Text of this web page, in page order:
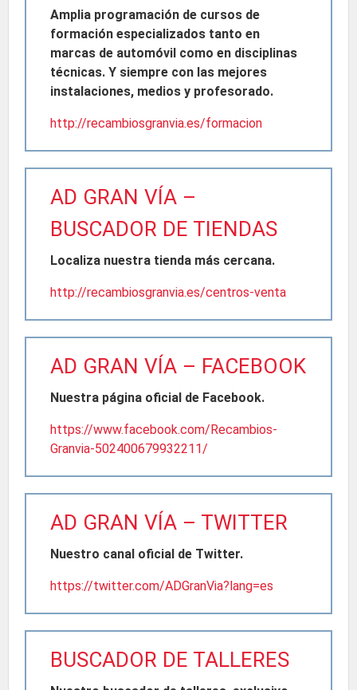
Amplia programación de cursos de
formación especializados tanto en
marcas de automóvil como en disciplinas
técnicas. Y siempre con las mejores
instalaciones, medios y profesorado.
http://recambiosgranvia.es/formacion
AD GRAN VÍA –
BUSCADOR DE TIENDAS
Localiza nuestra tienda más cercana.
http://recambiosgranvia.es/centros-venta
AD GRAN VÍA – FACEBOOK
Nuestra página oficial de Facebook.
https://www.facebook.com/Recambios-
Granvia-502400679932211/
AD GRAN VÍA – TWITTER
Nuestro canal oficial de Twitter.
https://twitter.com/ADGranVia?lang=es
BUSCADOR DE TALLERES